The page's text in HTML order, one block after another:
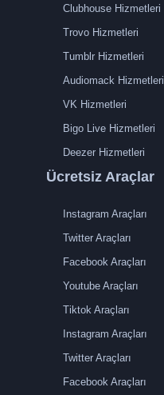
Clubhouse Hizmetleri
Trovo Hizmetleri
Tumblr Hizmetleri
Audiomack Hizmetleri
VK Hizmetleri
Bigo Live Hizmetleri
Deezer Hizmetleri
Ücretsiz Araçlar
Instagram Araçları
Twitter Araçları
Facebook Araçları
Youtube Araçları
Tiktok Araçları
Instagram Araçları
Twitter Araçları
Facebook Araçları